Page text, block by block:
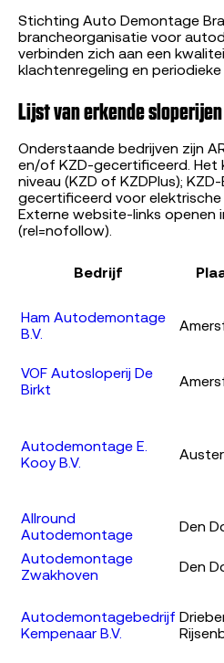
Stichting Auto Demontage
brancheorganisatie voor
verbinden zich aan een
klachtenregeling en
Lijst van erkende sloperijen
Onderstaande bedrijven zijn
en/of KZD-gecertificeerd. Het
niveau (KZD of KZDPlus);
gecertificeerd voor elektrische
Externe website-links openen
(rel=nofollow).
Bedrijf
Ham Autodemontage
B.V.
VOF Autosloperij De
Birkt
Autodemontage E.
Kooy B.V.
Allround
Autodemontage
Den
Autodemontage
Zwakhoven
Den
Autodemontagebedrijf
Kempenaar B.V.